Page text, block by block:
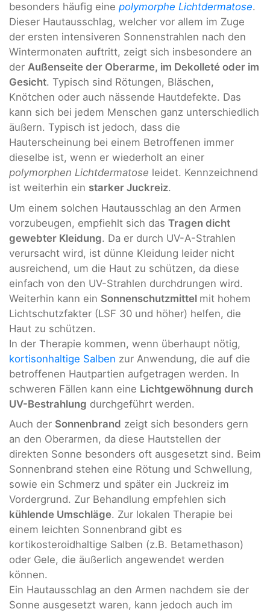
besonders häufig eine polymorphe Lichtdermatose.
Dieser Hautausschlag, welcher vor allem im Zuge
der ersten intensiveren Sonnenstrahlen nach den
Wintermonaten auftritt, zeigt sich insbesondere an
der Außenseite der Oberarme, im Dekolleté oder im
Gesicht. Typisch sind Rötungen, Bläschen,
Knötchen oder auch nässende Hautdefekte. Das
kann sich bei jedem Menschen ganz unterschiedlich
äußern. Typisch ist jedoch, dass die
Hauterscheinung bei einem Betroffenen immer
dieselbe ist, wenn er wiederholt an einer
polymorphen Lichtdermatose leidet. Kennzeichnend
ist weiterhin ein starker Juckreiz.
Um einem solchen Hautausschlag an den Armen
vorzubeugen, empfiehlt sich das Tragen dicht
gewebter Kleidung. Da er durch UV-A-Strahlen
verursacht wird, ist dünne Kleidung leider nicht
ausreichend, um die Haut zu schützen, da diese
einfach von den UV-Strahlen durchdrungen wird.
Weiterhin kann ein Sonnenschutzmittel mit hohem
Lichtschutzfakter (LSF 30 und höher) helfen, die
Haut zu schützen.
In der Therapie kommen, wenn überhaupt nötig,
kortisonhaltige Salben zur Anwendung, die auf die
betroffenen Hautpartien aufgetragen werden. In
schweren Fällen kann eine Lichtgewöhnung durch
UV-Bestrahlung durchgeführt werden.
Auch der Sonnenbrand zeigt sich besonders gern
an den Oberarmen, da diese Hautstellen der
direkten Sonne besonders oft ausgesetzt sind. Beim
Sonnenbrand stehen eine Rötung und Schwellung,
sowie ein Schmerz und später ein Juckreiz im
Vordergrund. Zur Behandlung empfehlen sich
kühlende Umschläge. Zur lokalen Therapie bei
einem leichten Sonnenbrand gibt es
kortikosteroidhaltige Salben (z.B. Betamethason)
oder Gele, die äußerlich angewendet werden
können.
Ein Hautausschlag an den Armen nachdem sie der
Sonne ausgesetzt waren, kann jedoch auch im